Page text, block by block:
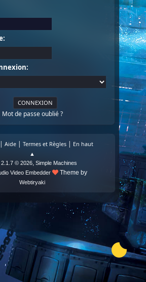
Mot de passe oublié ?
|Aide |Termes et Règles | En haut
▲
2.1.7 © 2026, Simple Machines
Video Embedder
Theme by
Webtiryaki